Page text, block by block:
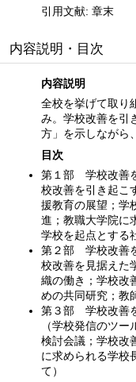
引用文献: 章末
内容説明・目次
内容説明
全校を挙げて取り
み。学校改善を引
方」を示しながら
目次
第１部 学校改善
校改善を引き起こ
援教育の展望；学
進；教職大学院に
学校を起点とする
第２部 学校改善
校改善を見据えた
織の働き；学校改
めの共同研究；教
第３部 学校改善
（学校発信のツ
検討会議；学校改
に求められる学校
て）